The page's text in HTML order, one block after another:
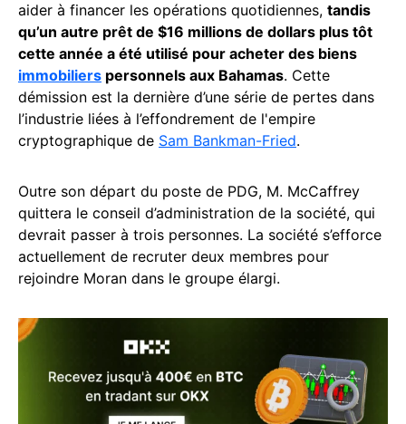
aider à financer les opérations quotidiennes, tandis
qu’un autre prêt de $16 millions de dollars plus tôt
cette année a été utilisé pour acheter des biens
immobiliers personnels aux Bahamas. Cette
démission est la dernière d’une série de pertes dans
l’industrie liées à l’effondrement de l'empire
cryptographique de Sam Bankman-Fried.
Outre son départ du poste de PDG, M. McCaffrey
quittera le conseil d’administration de la société, qui
devrait passer à trois personnes. La société s’efforce
actuellement de recruter deux membres pour
rejoindre Moran dans le groupe élargi.